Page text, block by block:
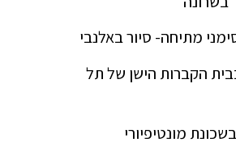
מתיחה- סיור באלנבי
הקברות הישן של תל
מונטיפיורי